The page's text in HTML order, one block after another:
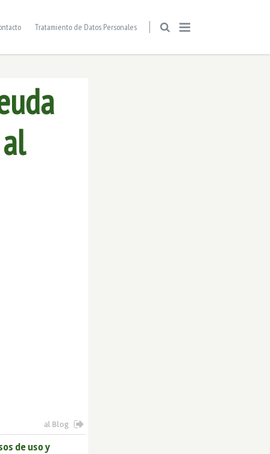
Tratamiento de Datos Personales
al Blog
de uso y